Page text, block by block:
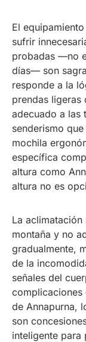
El
sufrir
probadas —no
días— son
responde a la
prendas ligeras
adecuado a las
senderismo
mochila
específica
altura como
altura no es
La
montaña y no
gradualmente,
de la
señales del
complicaciones
de Annapurna,
son
inteligente para